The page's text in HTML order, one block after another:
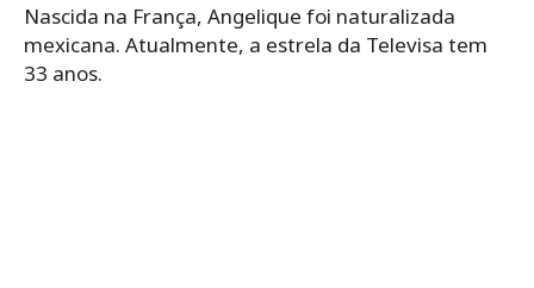
Nascida na França, Angelique foi naturalizada
mexicana. Atualmente, a estrela da Televisa tem
33 anos.